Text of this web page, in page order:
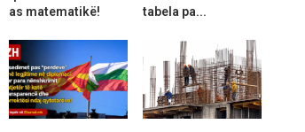
as matematikë!
tabela pa...